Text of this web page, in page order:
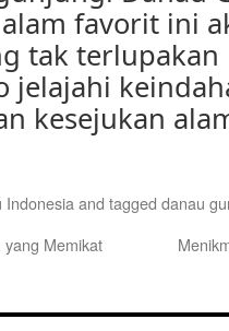
favorit ini
tak terlupakan
jelajahi
kesejukan
Indonesia and tagged danau
Memikat